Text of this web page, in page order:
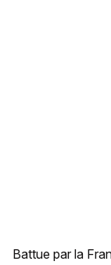
Battue par la